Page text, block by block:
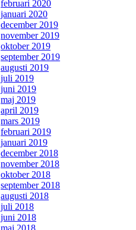
februari 2020
januari 2020
december 2019
november 2019
oktober 2019
september 2019
augusti 2019
juli 2019
juni 2019
maj 2019
april 2019
mars 2019
februari 2019
januari 2019
december 2018
november 2018
oktober 2018
september 2018
augusti 2018
juli 2018
juni 2018
maj 2018